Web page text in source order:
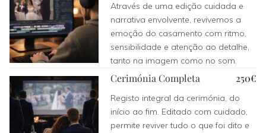
Através de uma edição cuidada e
narrativa envolvente, revivemos a
emoção do casamento com ritmo,
sensibilidade e atenção ao detalhe,
tanto na imagem como no som.
Cerimónia Completa 250€
Registo integral da cerimónia, do
início ao fim. Editado com cuidado,
permite reviver tudo o que foi dito e